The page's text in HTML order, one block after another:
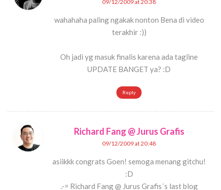
09/12/2009 at 20:38
wahahaha paling ngakak nonton Bena di video
terakhir :))
Oh jadi yg masuk finalis karena ada tagline
UPDATE BANGET ya? :D
Reply
Richard Fang @ Jurus Grafis
09/12/2009 at 20:48
asiikkk congrats Goen! semoga menang gitchu!
:D
.-= Richard Fang @ Jurus Grafis´s last blog